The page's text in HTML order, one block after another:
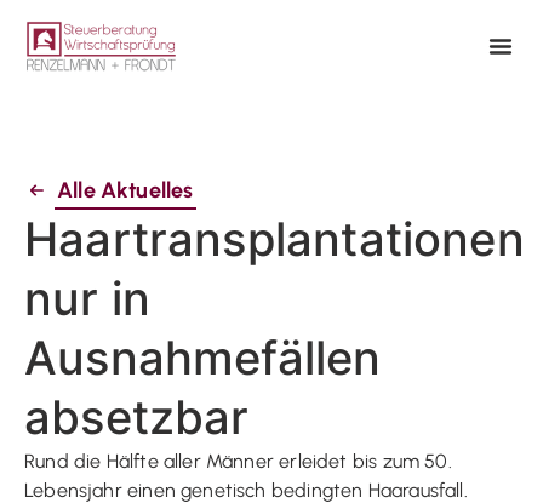
Alle Aktuelles
Haartransplantationen
nur in
Ausnahmefällen
absetzbar
Rund die Hälfte aller Männer erleidet bis zum 50.
Lebensjahr einen genetisch bedingten Haarausfall.